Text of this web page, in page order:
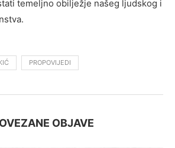
temeljno obilježje našeg ljudskog i
PROPOVIJEDI
OBJAVE